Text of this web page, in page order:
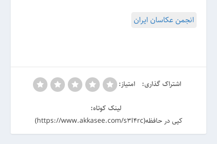
انجمن عکاسان ایران
اشتراک گذاری: امتیاز:
لینک کوتاه:
کپی در حافظه(https://www.akkasee.com/s3I4rc)